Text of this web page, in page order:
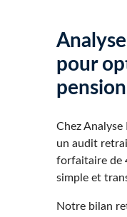
pour
pension
Chez
un audit
forfaitaire de
simple et
Notre bilan